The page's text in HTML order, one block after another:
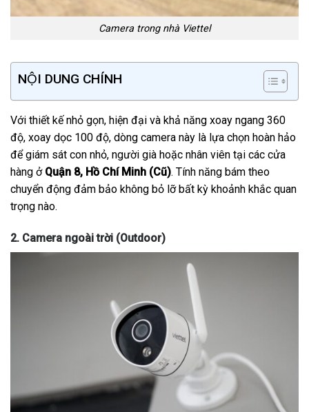
Camera trong nhà Viettel
NỘI DUNG CHÍNH
Với thiết kế nhỏ gọn, hiện đại và khả năng xoay ngang 360
độ, xoay dọc 100 độ, dòng camera này là lựa chọn hoàn hảo
để giám sát con nhỏ, người già hoặc nhân viên tại các cửa
hàng ở Quận 8, Hồ Chí Minh (Cũ). Tính năng bám theo
chuyển động đảm bảo không bỏ lỡ bất kỳ khoảnh khắc quan
trọng nào.
2. Camera ngoài trời (Outdoor)